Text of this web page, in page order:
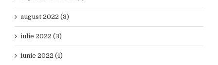
august 2022 (3)
iulie 2022 (3)
iunie 2022 (4)